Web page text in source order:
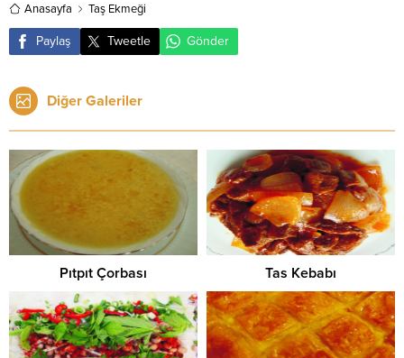
Anasayfa Taş Ekmeği
Paylaş Tweetle Gönder
Diğer Galeriler
Pıtpıt Çorbası Tas Kebabı